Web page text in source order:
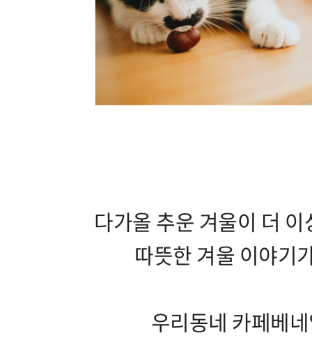
다가올 추운 겨울이 더
따뜻한 겨울 이야기
우리동네 카페베